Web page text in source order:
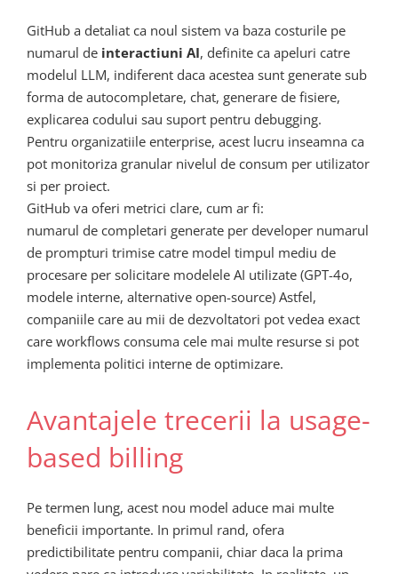
GitHub a detaliat ca noul sistem va baza costurile pe
numarul de interactiuni AI, definite ca apeluri catre
modelul LLM, indiferent daca acestea sunt generate sub
forma de autocompletare, chat, generare de fisiere,
explicarea codului sau suport pentru debugging.
Pentru organizatiile enterprise, acest lucru inseamna ca
pot monitoriza granular nivelul de consum per utilizator
si per proiect.
GitHub va oferi metrici clare, cum ar fi:
numarul de completari generate per developer numarul
de prompturi trimise catre model timpul mediu de
procesare per solicitare modelele AI utilizate (GPT-4o,
modele interne, alternative open-source) Astfel,
companiile care au mii de dezvoltatori pot vedea exact
care workflows consuma cele mai multe resurse si pot
implementa politici interne de optimizare.
Avantajele trecerii la usage-
based billing
Pe termen lung, acest nou model aduce mai multe
beneficii importante. In primul rand, ofera
predictibilitate pentru companii, chiar daca la prima